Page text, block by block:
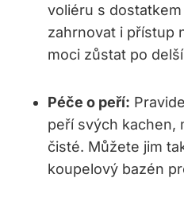
⁢voliéru s
zahrnovat ⁤i přístup
moci zůstat‌ po
Péče ⁣o‌ peří:
peří svých kachen,
čisté. Můžete jim
koupelový bazén